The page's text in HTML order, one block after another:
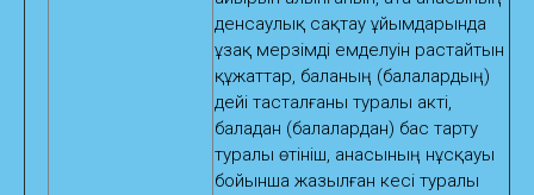
денсаулық сақтау ұйымдарында
ұзақ мерзімді емделуін растайтын
құжаттар, баланың (балалардың)
әдейі тасталғаны туралы акті,
баладан (балалардан) бас тарту
туралы өтініш, анасының нұсқауы
бойынша жазылған әкесі туралы